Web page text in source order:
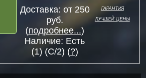
Доставка: от 250
руб.
(подробнее...)
Наличие: Есть
(1) (C/2) (?)
гарантия
лучшей цены